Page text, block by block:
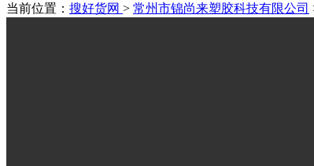
当前位置： 搜好货网 > 常州市锦尚来塑胶科技有限公司